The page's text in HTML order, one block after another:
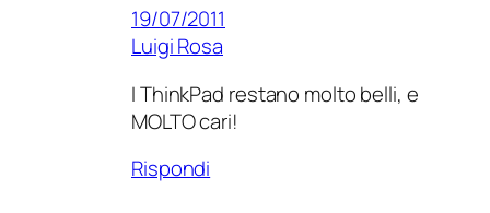
19/07/2011
Luigi Rosa
I ThinkPad restano molto belli, e
MOLTO cari!
Rispondi